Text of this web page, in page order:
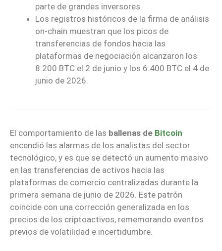
parte de grandes inversores.
Los registros históricos de la firma de análisis
on-chain muestran que los picos de
transferencias de fondos hacia las
plataformas de negociación alcanzaron los
8.200 BTC el 2 de junio y los 6.400 BTC el 4 de
junio de 2026.
El comportamiento de las ballenas de Bitcoin
encendió las alarmas de los analistas del sector
tecnológico, y es que se detectó un aumento masivo
en las transferencias de activos hacia las
plataformas de comercio centralizadas durante la
primera semana de junio de 2026. Este patrón
coincide con una corrección generalizada en los
precios de los criptoactivos, rememorando eventos
previos de volatilidad e incertidumbre.